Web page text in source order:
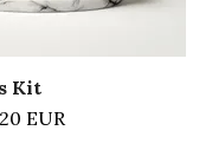
Kit
EUR